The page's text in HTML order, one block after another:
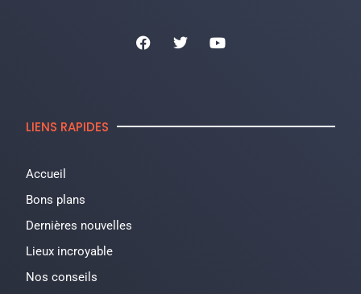
LIENS RAPIDES
Accueil
Bons plans
Dernières nouvelles
Lieux incroyable
Nos conseils